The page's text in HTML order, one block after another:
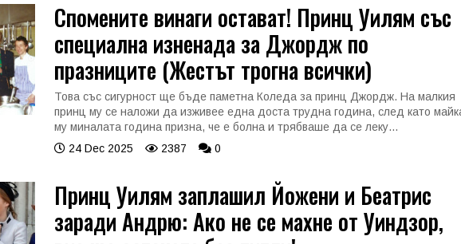
Спомените винаги остават! Принц Уилям със
специална изненада за Джордж по
празниците (Жестът трогна всички)
Това със сигурност ще бъде паметна Коледа за принц Джордж. На малкия
принц му се наложи да изживее една доста трудна година, след като
му миналата година призна, че е болна и трябваше да се леку...
24 Dec 2025
2387 0
Принц Уилям заплашил Йожени и Беатрис
заради Андрю: Ако не се махне от Уиндзор,